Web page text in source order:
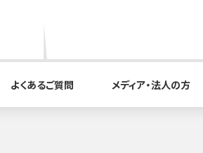
よくあるご質問 メディア・法人の方